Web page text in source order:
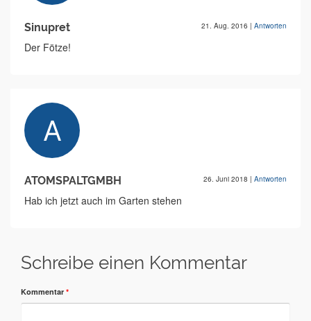
Sinupret 21. Aug. 2016 | Antworten
Der Fötze!
ATOMSPALTGMBH 26. Juni 2018 | Antworten
Hab ich jetzt auch im Garten stehen
Schreibe einen Kommentar
Kommentar *